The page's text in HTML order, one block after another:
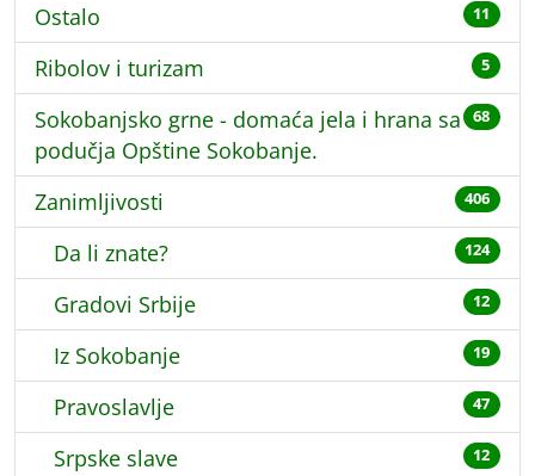
Ostalo 11
Ribolov i turizam 5
Sokobanjsko grne - domaća jela i hrana sa
podučja Opštine Sokobanje.
68
Zanimljivosti 406
Da li znate? 124
Gradovi Srbije 12
Iz Sokobanje 19
Pravoslavlje 47
Srpske slave 12